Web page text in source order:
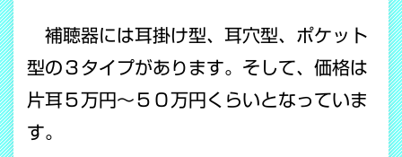
補聴器には耳掛け型、耳穴型、ポケット
型の３タイプがあります。そして、価格は
片耳５万円～５０万円くらいとなっていま
す。